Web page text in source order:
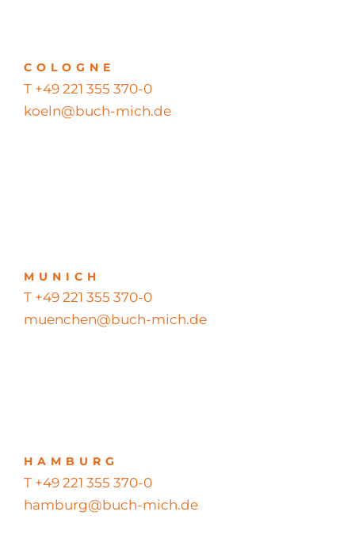
COLOGNE
T +49 221 355 370-0
koeln@buch-mich.de
MUNICH
T +49 221 355 370-0
muenchen@buch-mich.de
HAMBURG
T +49 221 355 370-0
hamburg@buch-mich.de